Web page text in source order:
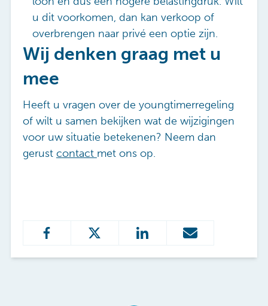
u dit voorkomen, dan kan verkoop of
overbrengen naar privé een optie zijn.
Wij denken graag met u
mee
Heeft u vragen over de youngtimerregeling
of wilt u samen bekijken wat de wijzigingen
voor uw situatie betekenen? Neem dan
gerust contact met ons op.